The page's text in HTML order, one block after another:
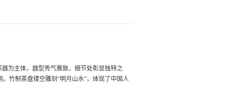
为主体，器型秀气雅致，细节处彰显独特之
竹制茶盘镂空雕刻“明月山水”，体现了中国人